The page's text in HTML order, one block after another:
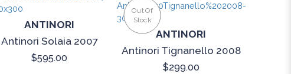
ANTINORI
Antinori Solaia 2007
$595.00
Out Of
Stock
ANTINORI
Antinori Tignanello 2008
$299.00